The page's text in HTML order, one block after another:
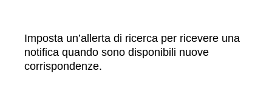
Imposta un’allerta di ricerca per ricevere una
notifica quando sono disponibili nuove
corrispondenze.